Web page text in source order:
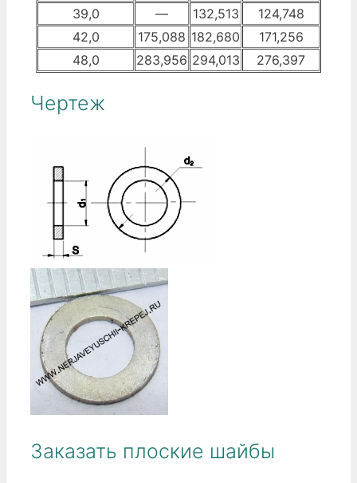
39,0
— 132,513
124,748
42,0
175,088 182,680
171,256
48,0
283,956 294,013 276,397
Чертеж
Заказать плоские шайбы